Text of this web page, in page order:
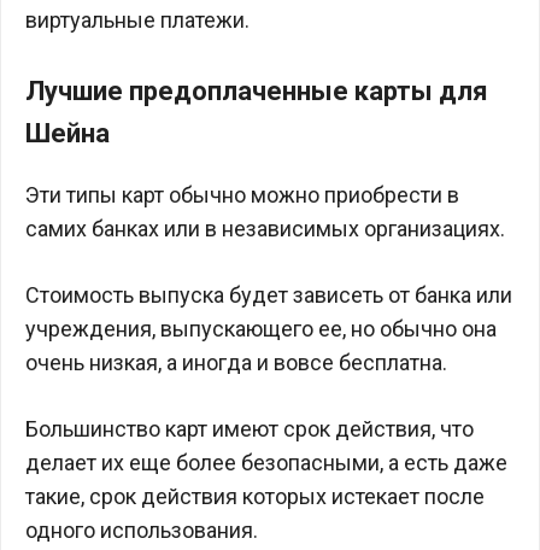
виртуальные платежи.
Лучшие предоплаченные карты для
Шейна
Эти типы карт обычно можно приобрести в
самих банках или в независимых организациях.
Стоимость выпуска будет зависеть от банка или
учреждения, выпускающего ее, но обычно она
очень низкая, а иногда и вовсе бесплатна.
Большинство карт имеют срок действия, что
делает их еще более безопасными, а есть даже
такие, срок действия которых истекает после
одного использования.